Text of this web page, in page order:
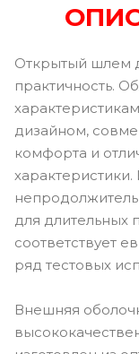
Открытый шлем
практичность.
дизайном,
комфорта и
для длительных
соответствует
ряд тестовых
Внешняя